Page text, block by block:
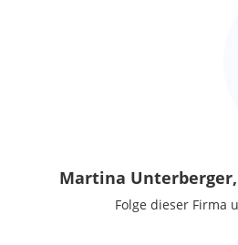
Martina
Folge dieser Firma